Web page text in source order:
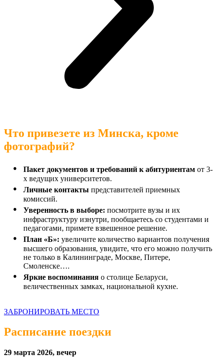
Что привезете из Минска, кроме
фотографий?
Пакет документов и требований к абитуриентам от 3-
х ведущих университетов.
Личные контакты представителей приемных
комиссий.
Уверенность в выборе: посмотрите вузы и их
инфраструктуру изнутри, пообщаетесь со студентами и
педагогами, примете взвешенное решение.
План «Б»: увеличите количество вариантов получения
высшего образования, увидите, что его можно получить
не только в Калининграде, Москве, Питере,
Смоленске….
Яркие воспоминания о столице Беларуси,
величественных замках, национальной кухне.
ЗАБРОНИРОВАТЬ МЕСТО
Расписание поездки
29 марта 2026, вечер